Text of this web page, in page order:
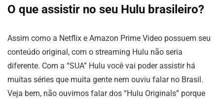
O que assistir no seu Hulu brasileiro?
Assim como a Netflix e Amazon Prime Video possuem seu
conteúdo original, com o streaming Hulu não seria
diferente. Com a “SUA” Hulu você vai poder assistir há
muitas séries que muita gente nem ouviu falar no Brasil.
Veja bem, não ouvimos falar dos “Hulu Originals” porque